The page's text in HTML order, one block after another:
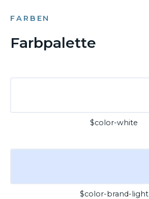
FARBEN
Farbpalette
$color-white
$color-brand-light